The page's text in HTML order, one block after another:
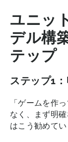
ユニッ
デル構
テップ
ステップ1
「ゲームを作
なく、まず明
はこう勧めてい